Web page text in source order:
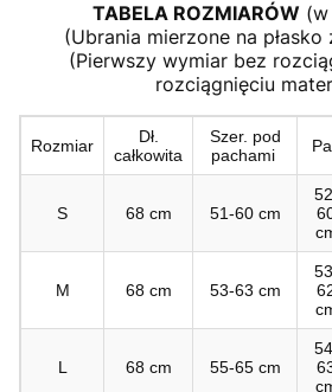
TABELA ROZMIARÓW(w
(Ubrania mierzone na
(Pierwszy wymiar bez
rozciągnięciu
Rozmiar
Dł.
całkowita
Szer. pod
pachami
S 68 cm 51-60 cm
M 68 cm 53-63 cm
L 68 cm 55-65 cm